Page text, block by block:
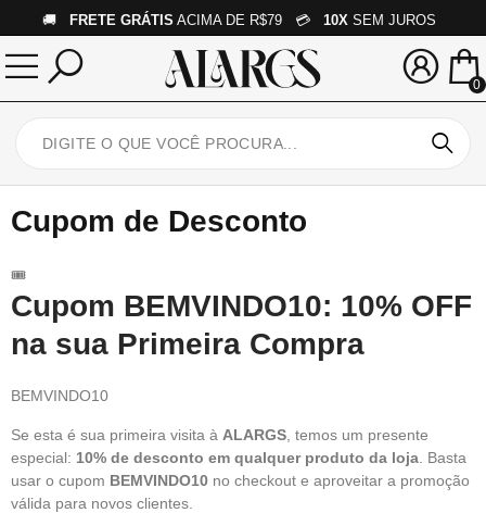
🚚 FRETE GRÁTIS ACIMA DE R$79 💳 10X SEM JUROS
0
Cupom de Desconto
🎟️
Cupom BEMVINDO10: 10% OFF
na sua Primeira Compra
BEMVINDO10
Se esta é sua primeira visita à ALARGS , temos um presente
especial: 10% de desconto em qualquer produto da loja . Basta
usar o cupom BEMVINDO10 no checkout e aproveitar a promoção
válida para novos clientes.